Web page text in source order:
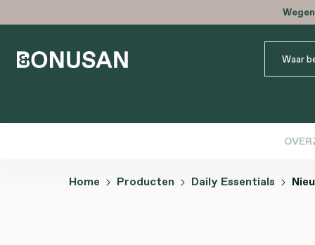
Home Producten Daily Essentials